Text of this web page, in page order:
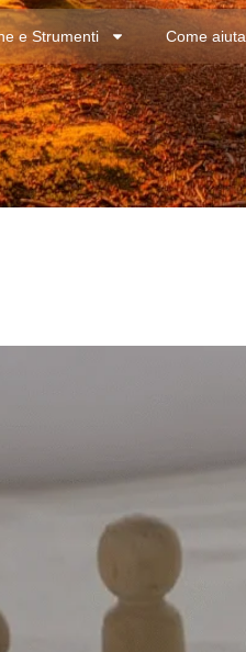
e Strumenti Come